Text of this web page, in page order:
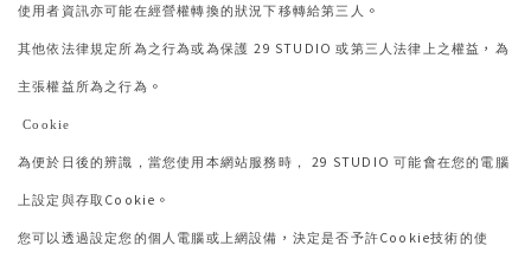
使用者資訊亦可能在經營權轉換的狀況下移轉給第三人 。
其他依法律規定所為之行為或為保護29 STUDIO或第三人法律上之權益 ， 為
主張權益所為之行為 。
Cookie
為便於日後的辨識 ， 當您使用本網站服務時 ，29 STUDIO可能會在您的電腦
上設定與存取 Cookie 。
您可以透過設定您的個人電腦或上網設備 ， 決定是否予許Cookie技術的使